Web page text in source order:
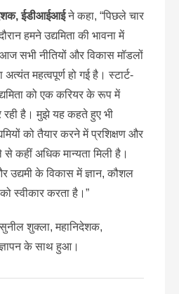
ईडीआईआईने कहा, “पिछले चार
हमने उद्यमिता की भावना में
सभी नीतियों और विकास मॉडलों
अत्यंत महत्वपूर्ण हो गई है। स्टार्ट-
को एक करियर के रूप में
रही है। मुझे यह कहते हुए भी
को तैयार करने में प्रशिक्षण और
कहीं अधिक मान्यता मिली है।
के विकास में ज्ञान, कौशल
स्वीकार करता है।”
शुक्ला, महानिदेशक,
ज्ञापन के साथ हुआ।